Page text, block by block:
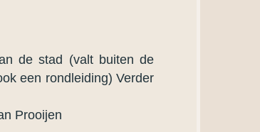
de stad (valt buiten de
een rondleiding) Verder
Prooijen